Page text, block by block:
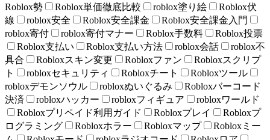
Roblox勢
Roblox単価徹底比較 roblox塗り絵
Roblox伏
線
roblox安全 Roblox安全課金
Roblox安全課金入門
roblox寄付
roblox寄付マナー Roblox手数料
Roblox投票
Roblox支払い
Roblox支払い方法 roblox会話
roblox不
具合
Robloxスキン変更 Robloxファン
Robloxスクリプ
ト
robloxセキュリティ Robloxチート
Robloxツール
robloxデモンソウル
robloxぬいぐるみ
Robloxバーコード
決済
robloxハッカー robloxフィギュア
robloxワールド
Robloxプリペイド利用ガイド
Robloxプレイ
Robloxプ
ログラミング
Robloxホラー Robloxマップ
Robloxミー